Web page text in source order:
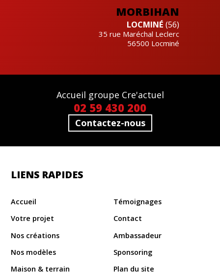
MORBIHAN
LOCMINÉ (56)
35 rue Maréchal Leclerc
56500 Locminé
Accueil groupe Cre'actuel
02 59 430 200
Contactez-nous
LIENS RAPIDES
Accueil
Votre projet
Nos créations
Nos modèles
Maison & terrain
Témoignages
Contact
Ambassadeur
Sponsoring
Plan du site